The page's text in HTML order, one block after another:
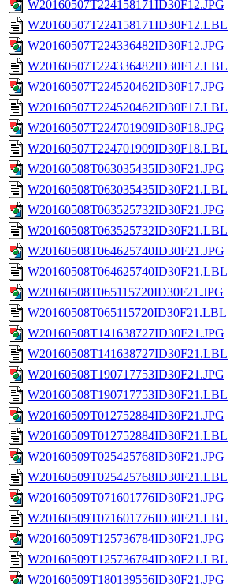
W20160507T224158171ID30F12.JPG
W20160507T224158171ID30F12.LBL
W20160507T224336482ID30F12.JPG
W20160507T224336482ID30F12.LBL
W20160507T224520462ID30F17.JPG
W20160507T224520462ID30F17.LBL
W20160507T224701909ID30F18.JPG
W20160507T224701909ID30F18.LBL
W20160508T063035435ID30F21.JPG
W20160508T063035435ID30F21.LBL
W20160508T063525732ID30F21.JPG
W20160508T063525732ID30F21.LBL
W20160508T064625740ID30F21.JPG
W20160508T064625740ID30F21.LBL
W20160508T065115720ID30F21.JPG
W20160508T065115720ID30F21.LBL
W20160508T141638727ID30F21.JPG
W20160508T141638727ID30F21.LBL
W20160508T190717753ID30F21.JPG
W20160508T190717753ID30F21.LBL
W20160509T012752884ID30F21.JPG
W20160509T012752884ID30F21.LBL
W20160509T025425768ID30F21.JPG
W20160509T025425768ID30F21.LBL
W20160509T071601776ID30F21.JPG
W20160509T071601776ID30F21.LBL
W20160509T125736784ID30F21.JPG
W20160509T125736784ID30F21.LBL
W20160509T180139556ID30F21.JPG